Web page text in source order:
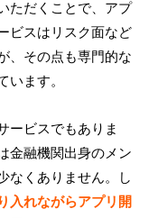
ただくことで、アプ
ビスはリスク面など
、その点も専門的な
います。
ービスでもありま
金融機関出身のメン
なくありません。し
入れながらアプリ開